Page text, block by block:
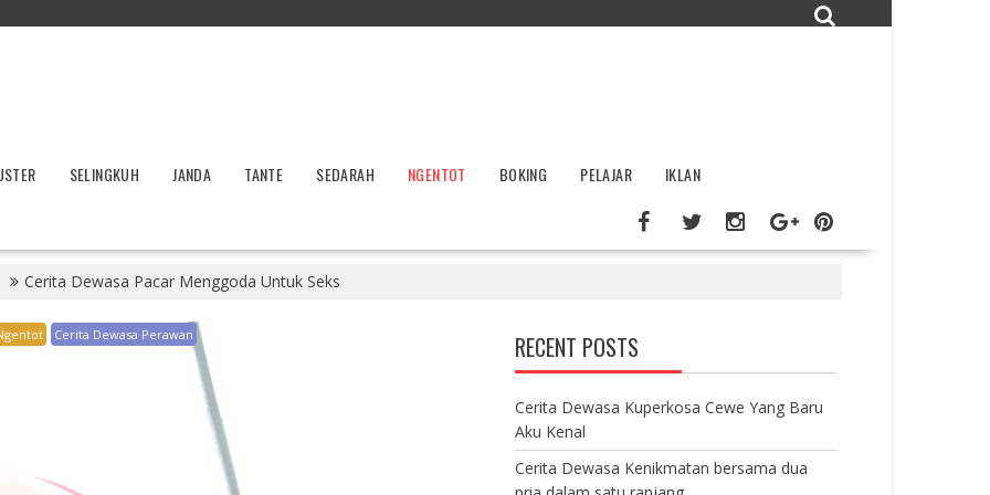
SELINGKUH JANDA TANTE SEDARAH NGENTOT BOKING PELAJAR IKLAN
Cerita Dewasa Pacar Menggoda Untuk Seks
Cerita Dewasa Perawan RECENT POSTS
Cerita Dewasa Kuperkosa Cewe Yang Baru
Aku Kenal
Cerita Dewasa Kenikmatan bersama dua